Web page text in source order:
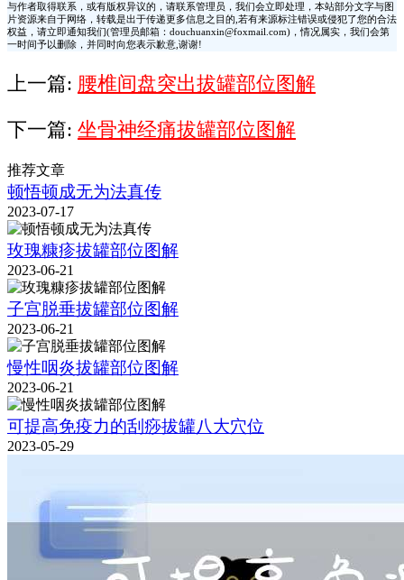
与作者取得联系，或有版权异议的，请联系管理员，我们会立即处理，本站部分文字与图
片资源来自于网络，转载是出于传递更多信息之目的,若有来源标注错误或侵犯了您的合法
权益，请立即通知我们(管理员邮箱：douchuanxin@foxmail.com)，情况属实，我们会第
一时间予以删除，并同时向您表示歉意,谢谢!
上一篇: 腰椎间盘突出拔罐部位图解
下一篇: 坐骨神经痛拔罐部位图解
推荐文章
顿悟顿成无为法真传
2023-07-17
玫瑰糠疹拔罐部位图解
2023-06-21
子宫脱垂拔罐部位图解
2023-06-21
慢性咽炎拔罐部位图解
2023-06-21
可提高免疫力的刮痧拔罐八大穴位
2023-05-29